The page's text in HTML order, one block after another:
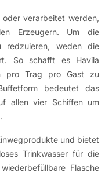
verarbeitet werden,
Erzeugern. Um die
redzuieren, weden die
So schafft es Havila
pro Trag pro Gast zu
bedeutet das
allen vier Schiffen um
und bietet
Trinkwasser für die
Flasche